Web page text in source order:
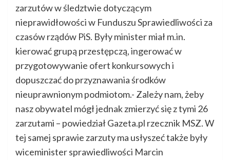
zarzutów w śledztwie dotyczącym
nieprawidłowości w Funduszu Sprawiedliwości za
czasów rządów PiS. Były minister miał m.in.
kierować grupą przestępczą, ingerować w
przygotowywanie ofert konkursowych i
dopuszczać do przyznawania środków
nieuprawnionym podmiotom.- Zależy nam, żeby
nasz obywatel mógł jednak zmierzyć się z tymi 26
zarzutami – powiedział Gazeta.pl rzecznik MSZ. W
tej samej sprawie zarzuty ma usłyszeć także były
wiceminister sprawiedliwości Marcin